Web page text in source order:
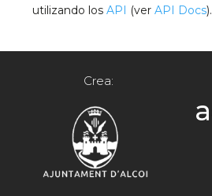
utilizando losAPI (verAPI Docs).
Crea: